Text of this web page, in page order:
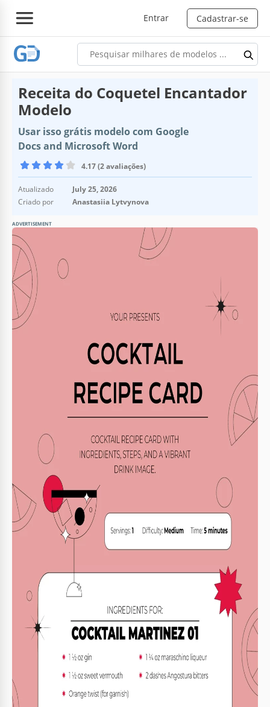
Entrar Cadastrar-se
Receita do Coquetel Encantador
Modelo
Usar isso grátis modelo com Google
Docs and Microsoft Word
4.17 (2 avaliações)
Atualizado
July 25, 2026
Criado por
Anastasiia Lytvynova
ADVERTISEMENT